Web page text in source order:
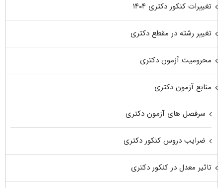
تغییرات کنکور دکتری ۱۴۰۴
تغییر رشته در مقطع دکتری
محرومیت آزمون دکتری
منابع آزمون دکتری
سرفصل های آزمون دکتری
ضرایب دروس کنکور دکتری
تاثیر معدل در کنکور دکتری